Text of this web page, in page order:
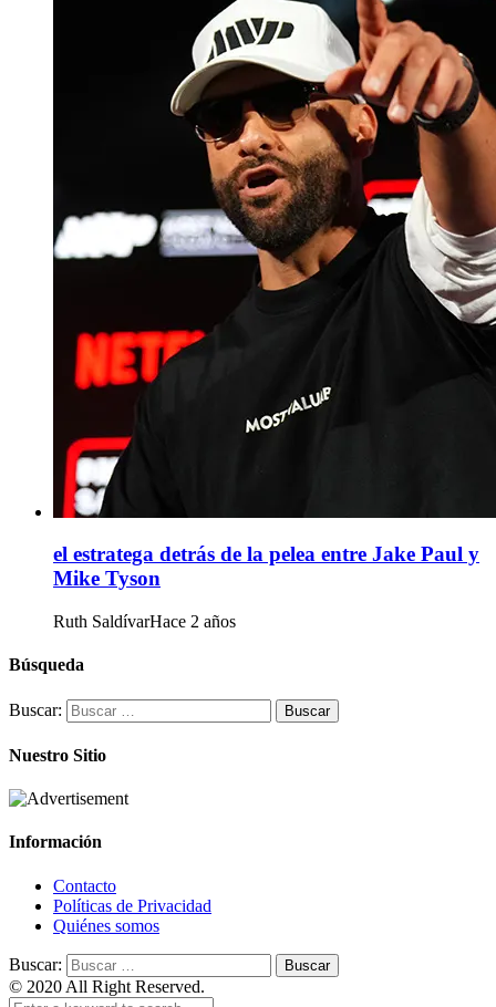
el estratega detrás de la pelea entre Jake Paul y
Mike Tyson
Ruth SaldívarHace 2 años
Búsqueda
Buscar:
Nuestro Sitio
Información
Contacto
Políticas de Privacidad
Quiénes somos
Buscar:
© 2020 All Right Reserved.